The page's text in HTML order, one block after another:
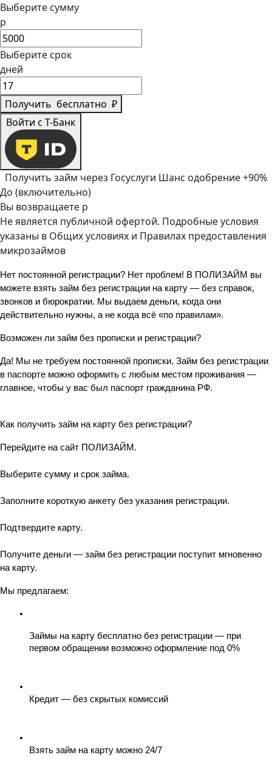
Выберите сумму
р
Выберите срок
дней
Получить бесплатно ₽
Войти с Т-Банк
Получить займ через Госуслуги Шанс одобрение +90%
До (включительно)
Вы возвращаете р
Не является публичной офертой. Подробные условия
указаны в Общих условиях и Правилах предоставления
микрозаймов
Нет постоянной регистрации? Нет проблем! В ПОЛИЗАЙМ вы
можете взять займ без регистрации на карту — без справок,
звонков и бюрократии. Мы выдаем деньги, когда они
действительно нужны, а не когда всё «по правилам».
Возможен ли займ без прописки и регистрации?
Да! Мы не требуем постоянной прописки. Займ без регистрации
в паспорте можно оформить с любым местом проживания —
главное, чтобы у вас был паспорт гражданина РФ.
Как получить займ на карту без регистрации?
Перейдите на сайт ПОЛИЗАЙМ.
Выберите сумму и срок займа.
Заполните короткую анкету без указания регистрации.
Подтвердите карту.
Получите деньги — займ без регистрации поступит мгновенно
на карту.
Мы предлагаем:
Займы на карту бесплатно без регистрации — при
первом обращении возможно оформление под 0%
Кредит — без скрытых комиссий
Взять займ на карту можно 24/7